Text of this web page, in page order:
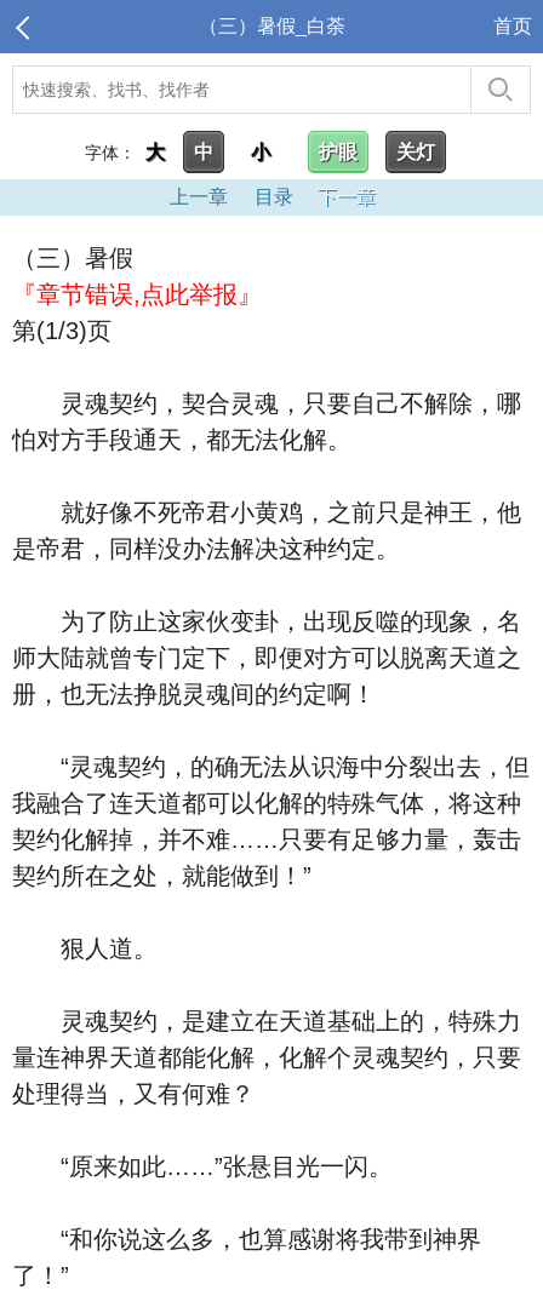
（三）暑假_白荼 首页
字体： 大 中 小 护眼 关灯
上一章 目录 下一章
（三）暑假
『章节错误,点此举报』
第(1/3)页
灵魂契约，契合灵魂，只要自己不解除，哪
怕对方手段通天，都无法化解。
就好像不死帝君小黄鸡，之前只是神王，他
是帝君，同样没办法解决这种约定。
为了防止这家伙变卦，出现反噬的现象，名
师大陆就曾专门定下，即便对方可以脱离天道之
册，也无法挣脱灵魂间的约定啊！
“灵魂契约，的确无法从识海中分裂出去，但
我融合了连天道都可以化解的特殊气体，将这种
契约化解掉，并不难……只要有足够力量，轰击
契约所在之处，就能做到！”
狠人道。
灵魂契约，是建立在天道基础上的，特殊力
量连神界天道都能化解，化解个灵魂契约，只要
处理得当，又有何难？
“原来如此……”张悬目光一闪。
“和你说这么多，也算感谢将我带到神界
了！”